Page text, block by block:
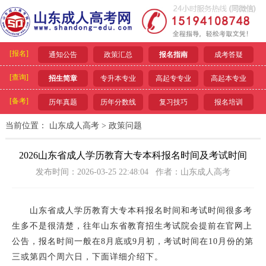
[报名] 通知公告 政策汇总 报名指南 成考答疑
[查询] 招生简章 专升本专业 高起专专业 高起本专业
[备考] 历年真题 历年分数线 复习技巧 报名培训
当前位置： 山东成人高考> 政策问题
2026山东省成人学历教育大专本科报名时间及考试时间
发布时间：2026-03-25 22:48:04 作者：山东成人高考
山东省成人学历教育大专本科报名时间和考试时间很多考
生多不是很清楚，往年山东省教育招生考试院会提前在官网上
公告，报名时间一般在8月底或9月初，考试时间在10月份的第
三或第四个周六日，下面详细介绍下。